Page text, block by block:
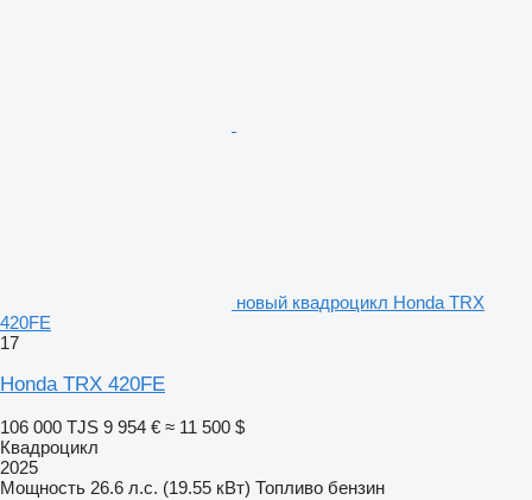
новый квадроцикл Honda TRX
420FE
17
Honda TRX 420FE
106 000 TJS 9 954 € ≈ 11 500 $
Квадроцикл
2025
Мощность 26.6 л.с. (19.55 кВт) Топливо бензин